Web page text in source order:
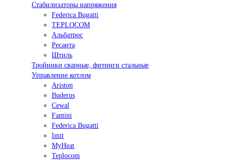
Стабилизаторы напряжения
Federica Bugatti
TEPLOCOM
Альбатрос
Ресанта
Штиль
Тройники сварные, фитинги стальные
Управление котлом
Ariston
Buderus
Cewal
Fantini
Federica Bugatti
Imit
MyHeat
Teplocom